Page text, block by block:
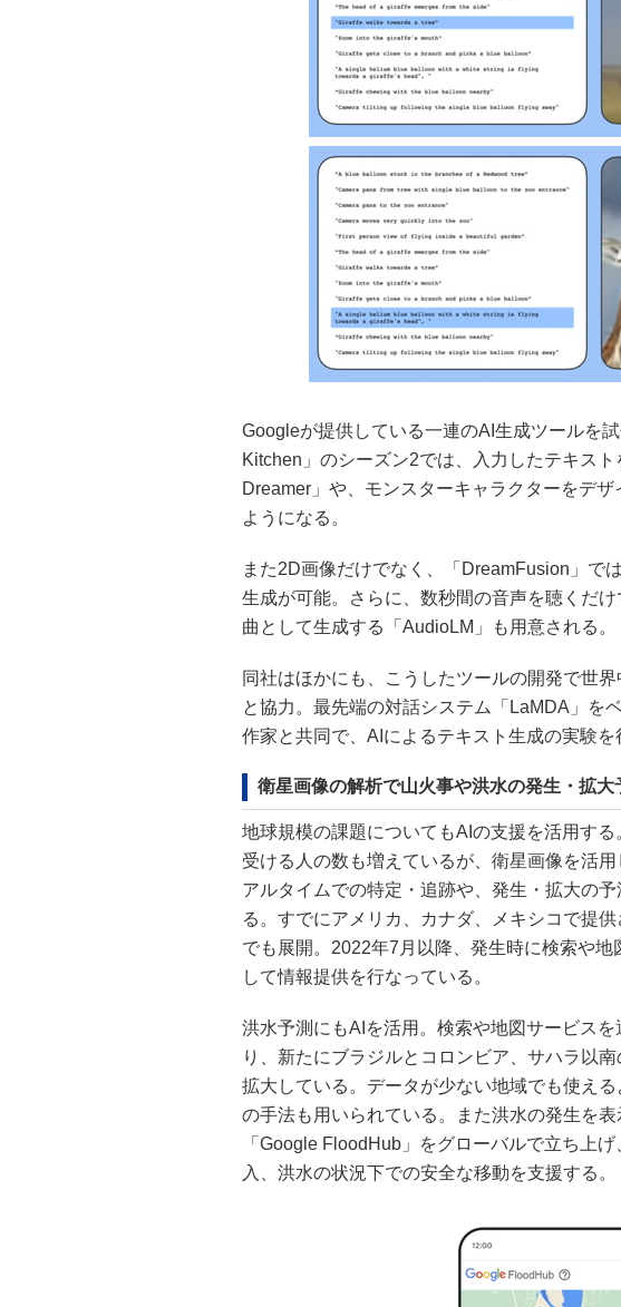
Googleが提供している一連のAI生成ツールを
Kitchen」のシーズン2では、入力したテキス
Dreamer」や、モンスターキャラクターをデ
ようになる。
また2D画像だけでなく、「DreamFusion」で
生成が可能。さらに、数秒間の音声を聴くだ
曲として生成する「AudioLM」も用意される。
同社はほかにも、こうしたツールの開発で世
と協力。最先端の対話システム「LaMDA」を
作家と共同で、AIによるテキスト生成の実験を
衛星画像の解析で山火事や洪水の発生・拡大
地球規模の課題についてもAIの支援を活用す
受ける人の数も増えているが、衛星画像を活
アルタイムでの特定・追跡や、発生・拡大の
る。すでにアメリカ、カナダ、メキシコで提
でも展開。2022年7月以降、発生時に検索や
して情報提供を行なっている。
洪水予測にもAIを活用。検索や地図サービス
り、新たにブラジルとコロンビア、サハラ以
拡大している。データが少ない地域でも使え
の手法も用いられている。また洪水の発生を
「Google FloodHub」をグローバルで立ち上
入、洪水の状況下での安全な移動を支援する。